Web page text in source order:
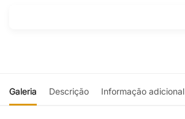
Galeria Descrição Informação adicional